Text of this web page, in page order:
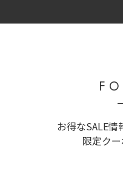
お得なSALE情
限定クー